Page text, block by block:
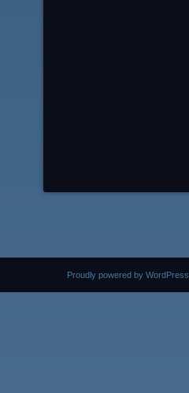
Proudly powered by WordPress